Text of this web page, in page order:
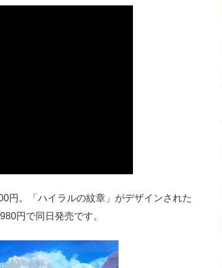
円。「ハイラルの紋章」がデザインされた
円で同日発売です。